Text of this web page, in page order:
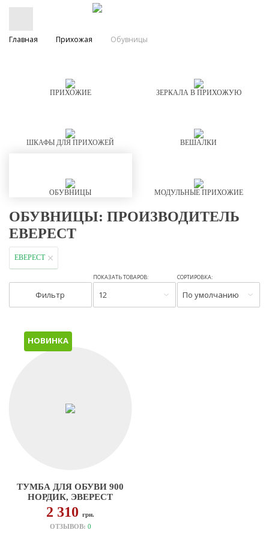
Главная Прихожая Обувницы
ПРИХОЖИЕ ЗЕРКАЛА В ПРИХОЖУЮ
ШКАФЫ ДЛЯ ПРИХОЖЕЙ ВЕШАЛКИ
ОБУВНИЦЫ МОДУЛЬНЫЕ ПРИХОЖИЕ
ОБУВНИЦЫ: ПРОИЗВОДИТЕЛЬ
ЕВЕРЕСТ
ЕВЕРЕСТ
Фильтр
ПОКАЗАТЬ ТОВАРОВ:
12
СОРТИРОВКА:
По умолчанию
НОВИНКА
ТУМБА ДЛЯ ОБУВИ 900
НОРДИК, ЭВЕРЕСТ
2 310грн.
ОТЗЫВОВ: 0